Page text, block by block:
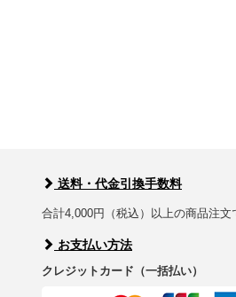
送料・代金引換手数料
合計4,000円（税込）以上の商品注文
お支払い方法
クレジットカード（一括払い）